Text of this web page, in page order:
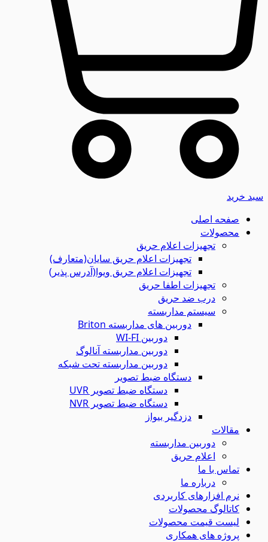
سبد خرید
صفحه اصلی
محصولات
تجهیزات اعلام حریق
تجهیزات اعلام حریق سایان(متعارف)
تجهیزات اعلام حریق ویوا(آدرس پذیر)
تجهیزات اطفا حریق
درب ضد حریق
سیستم مداربسته
دوربین های مداربسته Briton
دوربین WI-FI
دوربین مداربسته آنالوگ
دوربین مداربسته تحت شبکه
دستگاه ضبط تصویر
دستگاه ضبط تصویر UVR
دستگاه ضبط تصویر NVR
دزدگیر بیواز
مقالات
دوربین مداربسته
اعلام حریق
تماس با ما
درباره ما
نرم افزارهای کاربردی
کاتالوگ محصولات
لیست قیمت محصولات
پروژه های همکاری